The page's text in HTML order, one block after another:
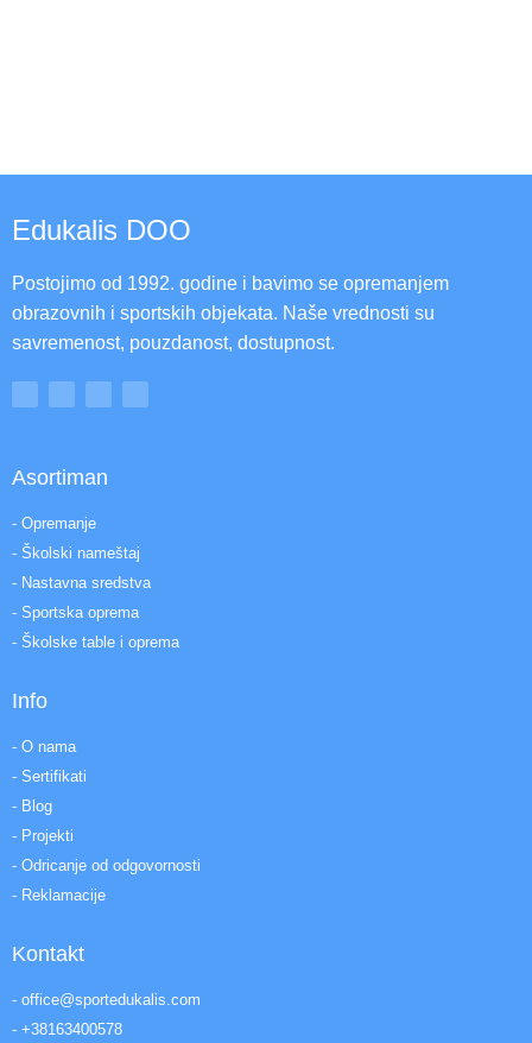
Edukalis DOO
Postojimo od 1992. godine i bavimo se opremanjem
obrazovnih i sportskih objekata. Naše vrednosti su
savremenost, pouzdanost, dostupnost.
Asortiman
- Opremanje
- Školski nameštaj
- Nastavna sredstva
- Sportska oprema
- Školske table i oprema
Info
- O nama
- Sertifikati
- Blog
- Projekti
- Odricanje od odgovornosti
- Reklamacije
Kontakt
- office@sportedukalis.com
- +38163400578